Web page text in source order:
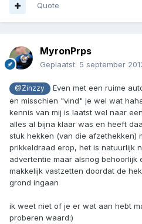
Quote
MyronPrps
Geplaatst: 5 september
@Zinzzy
Even met een ruime
en misschien "vind" je wel wat
kennis van mij is laatst wel naar
alles al bijna klaar was en heeft
stuk hekken (van die afzethekken)
prikkeldraad erop, het is natuurlijk
advertentie maar alsnog behoorlijk
makkelijk vastzetten doordat de
grond ingaan
ik weet niet of je er wat aan hebt
proberen waard:)